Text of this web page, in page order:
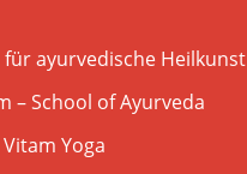
für ayurvedische Heilkunst
– School of Ayurveda
Yoga